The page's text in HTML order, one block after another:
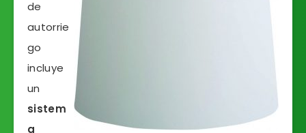
de
autorrie
go
incluye
un
sistem
a